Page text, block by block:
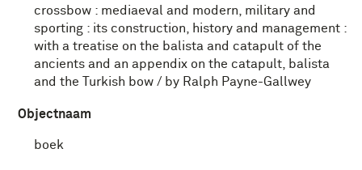
crossbow : mediaeval and modern, military and
sporting : its construction, history and management :
with a treatise on the balista and catapult of the
ancients and an appendix on the catapult, balista
and the Turkish bow / by Ralph Payne-Gallwey
Objectnaam
boek